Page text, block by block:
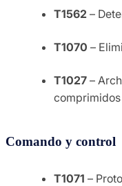
T1562 –
T1070 –
T1027 –
comprimidos
Comando y control
T1071 –